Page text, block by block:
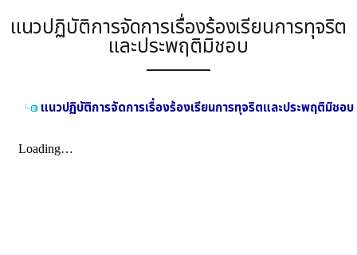
แนวปฏิบัติการจัดการเรื่องร้องเรียนการทุจริต
และประพฤติมิชอบ
แนวปฏิบัติการจัดการเรื่องร้องเรียนการทุจริตและประพฤติมิชอบ